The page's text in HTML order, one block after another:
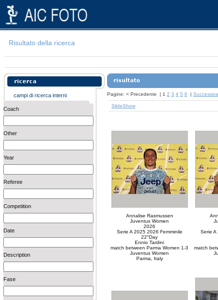
Risultato della ricerca
campi di ricerca interni
Coach
Other
Year
Referee
Competition
Date
Description
Fase
Pagine: < Precedente | 1 2 3 4 5 6 | Successiva
SlideShow
Annalise Rasmussen
Juventus Women
2026
Serie A 2025 2026 Femminile
22°Day
Ennio Tardini
match between Parma Women 1-3
Juventus Women
Parma, Italy
Serie A
match